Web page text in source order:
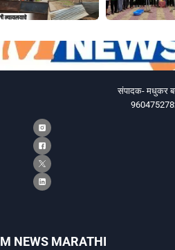
संपादक- मधुकर
M NEWS MARATHI